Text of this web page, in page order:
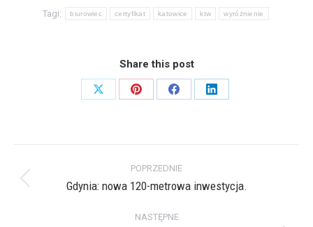
Tagi: biurowiec certyfikat katowice ktw wyróżnienie
Share this post
Share
Share
Share
Share
wpisów
POPRZEDNIE
Poprzedni
Gdynia: nowa 120-metrowa inwestycja.
NASTĘPNE